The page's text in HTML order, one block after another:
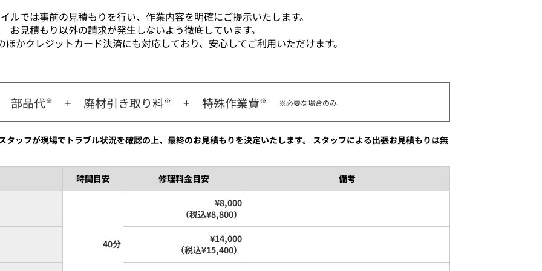
ルでは事前の見積もりを行い、作業内容を明確にご提示いたします。
お見積もり以外の請求が発生しないよう徹底しています。
ほかクレジットカード決済にも対応しており、安心してご利用いただけます。
部品代※ + 廃材引き取り料※ + 特殊作業費※ ※必要な場合のみ
タッフが現場でトラブル状況を確認の上、最終のお見積もりを決定いたします。 スタッフによる出張お見積もりは無
時間目安 修理料金目安 備考
40分
¥8,000
（税込¥8,800）
¥14,000
（税込¥15,400）